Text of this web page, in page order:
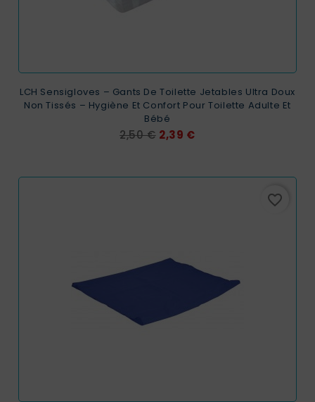
LCH Sensigloves – Gants De Toilette Jetables Ultra Doux
Non Tissés – Hygiène Et Confort Pour Toilette Adulte Et
Bébé
Prix
2,50 € Prix
2,39 €
favorite_border